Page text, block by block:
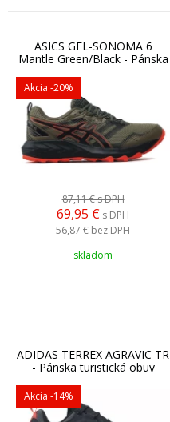
ASICS GEL-SONOMA 6
Mantle Green/Black - Pánska
Akcia -20%
87,11 €s DPH
69,95 € s DPH
56,87 € bez DPH
skladom
ADIDAS TERREX AGRAVIC TR
- Pánska turistická obuv
Akcia -14%